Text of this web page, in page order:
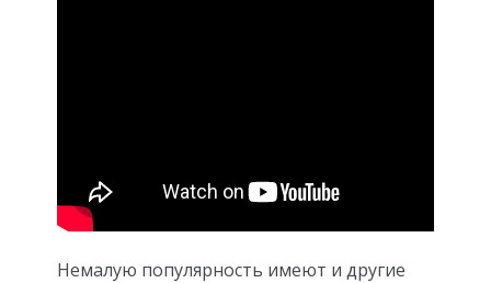
Немалую популярность имеют и другие